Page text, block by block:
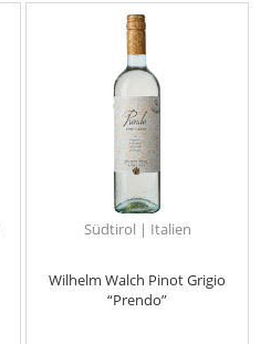
Südtirol | Italien
Wilhelm Walch Pinot Grigio
“Prendo”